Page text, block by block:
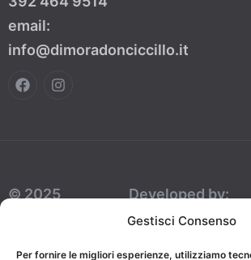
Gestisci Consenso
Per fornire le migliori esperienze, utilizziamo
email:
info@dimoradonciccillo.it
© 2025
Developed by:
AJepCom